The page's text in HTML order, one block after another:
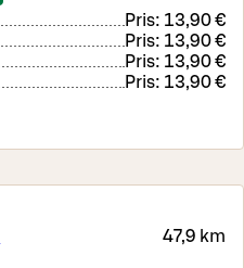
Pris: 13,90 €
Pris: 13,90 €
Pris: 13,90 €
Pris: 13,90 €
47,9 km